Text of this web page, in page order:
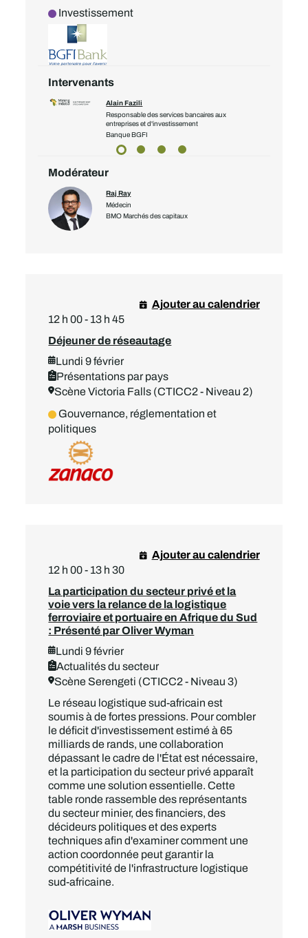
Investissement
Intervenants
Alain Fazili
Responsable des services bancaires aux
entreprises et d'investissement
Banque BGFI
Modérateur
Raj Ray
Médecin
BMO Marchés des capitaux
12 h 00 - 13 h 45
Déjeuner de réseautage
Lundi 9 février
Présentations par pays
Scène Victoria Falls (CTICC2 - Niveau 2)
Ajouter au calendrier
Gouvernance, réglementation et
politiques
12 h 00 - 13 h 30
La participation du secteur privé et la
voie vers la relance de la logistique
ferroviaire et portuaire en Afrique du Sud
: Présenté par Oliver Wyman
Lundi 9 février
Actualités du secteur
Scène Serengeti (CTICC2 - Niveau 3)
Ajouter au calendrier
Le réseau logistique sud-africain est
soumis à de fortes pressions. Pour combler
le déficit d'investissement estimé à 65
milliards de rands, une collaboration
dépassant le cadre de l'État est nécessaire,
et la participation du secteur privé apparaît
comme une solution essentielle. Cette
table ronde rassemble des représentants
du secteur minier, des financiers, des
décideurs politiques et des experts
techniques afin d'examiner comment une
action coordonnée peut garantir la
compétitivité de l'infrastructure logistique
sud-africaine.